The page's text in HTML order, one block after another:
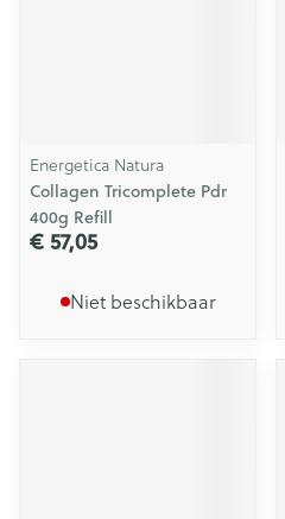
Energetica Natura
Collagen Tricomplete Pdr
400g Refill
€ 57,05
Niet beschikbaar